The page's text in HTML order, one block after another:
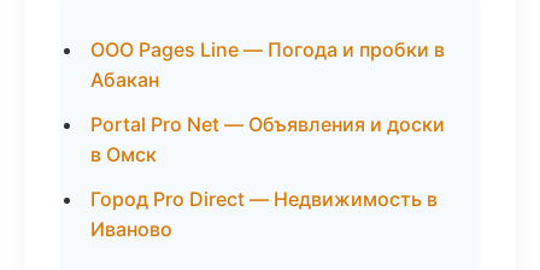
ООО Pages Line — Погода и пробки в
Абакан
Portal Pro Net — Объявления и доски
в Омск
Город Pro Direct — Недвижимость в
Иваново